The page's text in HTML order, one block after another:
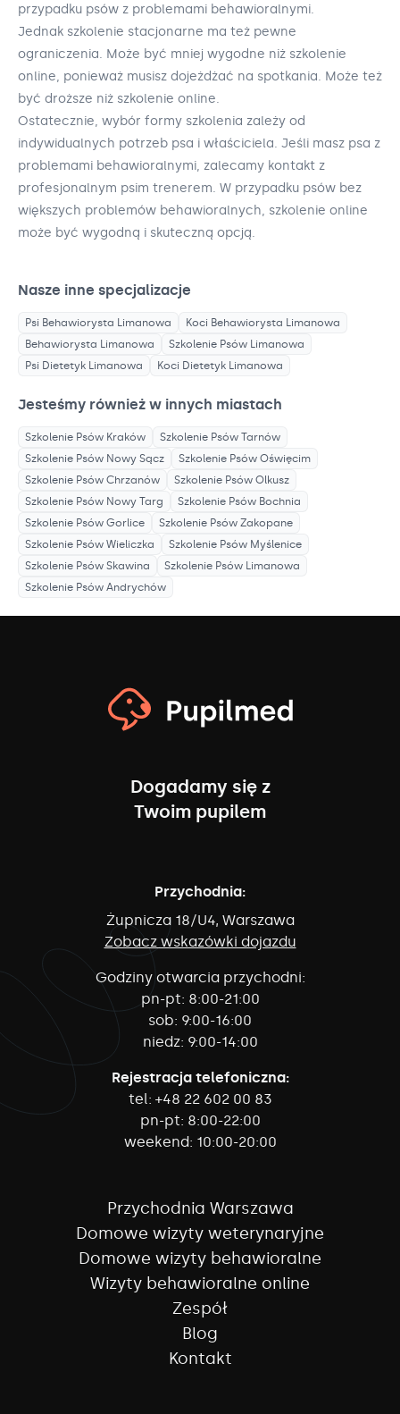
przypadku psów z problemami behawioralnymi.
Jednak szkolenie stacjonarne ma też pewne
ograniczenia. Może być mniej wygodne niż szkolenie
online, ponieważ musisz dojeżdżać na spotkania. Może też
być droższe niż szkolenie online.
Ostatecznie, wybór formy szkolenia zależy od
indywidualnych potrzeb psa i właściciela. Jeśli masz psa z
problemami behawioralnymi, zalecamy kontakt z
profesjonalnym psim trenerem. W przypadku psów bez
większych problemów behawioralnych, szkolenie online
może być wygodną i skuteczną opcją.
Nasze inne specjalizacje
Psi Behawiorysta Limanowa Koci Behawiorysta Limanowa
Behawiorysta Limanowa Szkolenie Psów Limanowa
Psi Dietetyk Limanowa Koci Dietetyk Limanowa
Jesteśmy również w innych miastach
Szkolenie Psów Kraków Szkolenie Psów Tarnów
Szkolenie Psów Nowy Sącz Szkolenie Psów Oświęcim
Szkolenie Psów Chrzanów Szkolenie Psów Olkusz
Szkolenie Psów Nowy Targ Szkolenie Psów Bochnia
Szkolenie Psów Gorlice Szkolenie Psów Zakopane
Szkolenie Psów Wieliczka Szkolenie Psów Myślenice
Szkolenie Psów Skawina Szkolenie Psów Limanowa
Szkolenie Psów Andrychów
Dogadamy się z
Twoim pupilem
Przychodnia:
Żupnicza 18/U4, Warszawa
Zobacz wskazówki dojazdu
Godziny otwarcia przychodni:
pn-pt: 8:00-21:00
sob: 9:00-16:00
niedz: 9:00-14:00
Rejestracja telefoniczna:
tel: +48 22 602 00 83
pn-pt: 8:00-22:00
weekend: 10:00-20:00
Przychodnia Warszawa
Domowe wizyty weterynaryjne
Domowe wizyty behawioralne
Wizyty behawioralne online
Zespół
Blog
Kontakt